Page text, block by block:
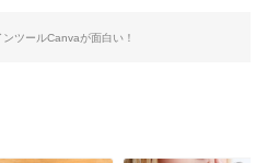
ツールCanvaが面白い！